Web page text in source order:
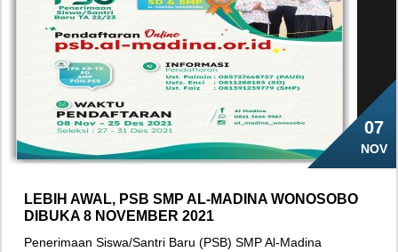
07
NOV
LEBIH AWAL, PSB SMP AL-MADINA WONOSOBO
DIBUKA 8 NOVEMBER 2021
Penerimaan Siswa/Santri Baru (PSB) SMP Al-Madina